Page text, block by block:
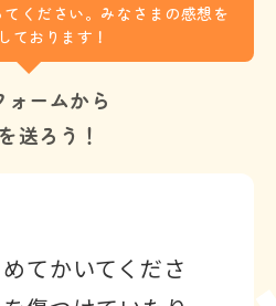
ください。みなさまの感想を
ております！
ォームから
送ろう！
てかいてくださ